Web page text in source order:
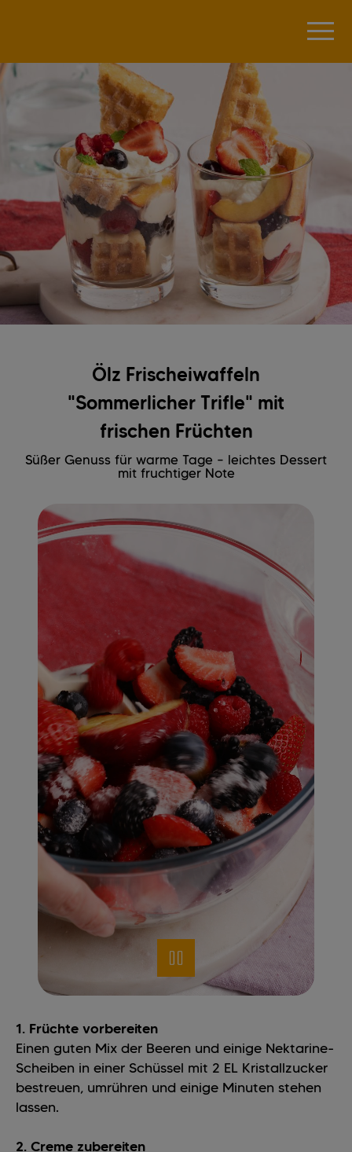
Ölz Frischeiwaffeln
"Sommerlicher Trifle" mit
frischen Früchten
Süßer Genuss für warme Tage – leichtes Dessert
mit fruchtiger Note
1. Früchte vorbereiten
Einen guten Mix der Beeren und einige Nektarine-
Scheiben in einer Schüssel mit 2 EL Kristallzucker
bestreuen, umrühren und einige Minuten stehen
lassen.
2. Creme zubereiten